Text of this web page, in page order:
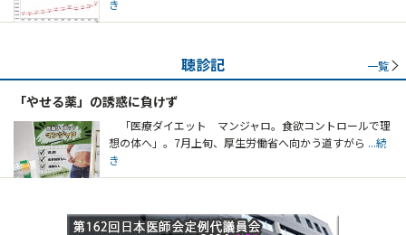
き
聴診記 一覧
「やせる薬」の誘惑に負けず
「医療ダイエット マンジャロ。食欲コントロールで理
想の体へ」。7月上旬、厚生労働省へ向かう道すがら ...続
き